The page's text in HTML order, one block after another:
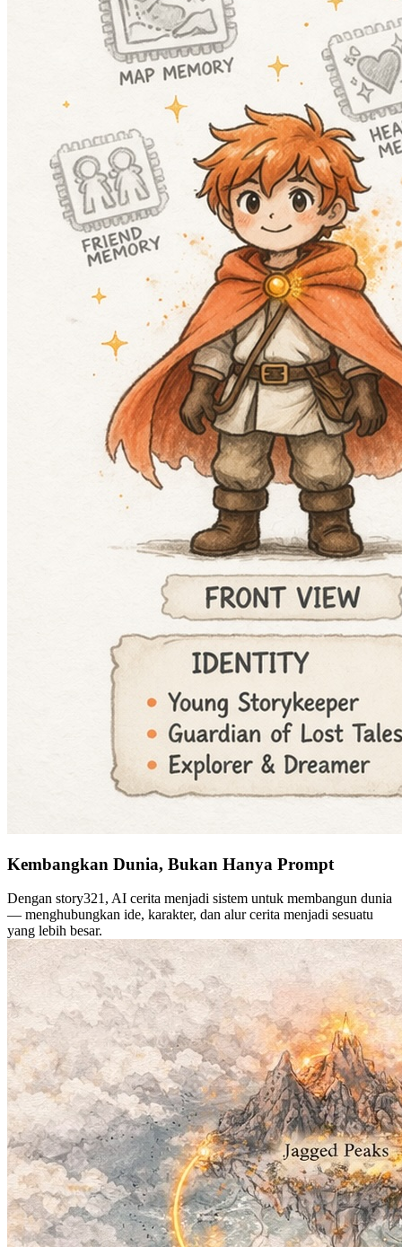
Kembangkan Dunia, Bukan Hanya Prompt
Dengan story321, AI cerita menjadi sistem untuk membangun dunia
— menghubungkan ide, karakter, dan alur cerita menjadi sesuatu
yang lebih besar.